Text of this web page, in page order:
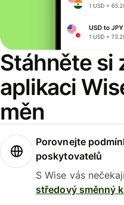
Stáhněte si
aplikaci
měn
Porovnejte
poskytovatelů
S Wise vás
středový směnný